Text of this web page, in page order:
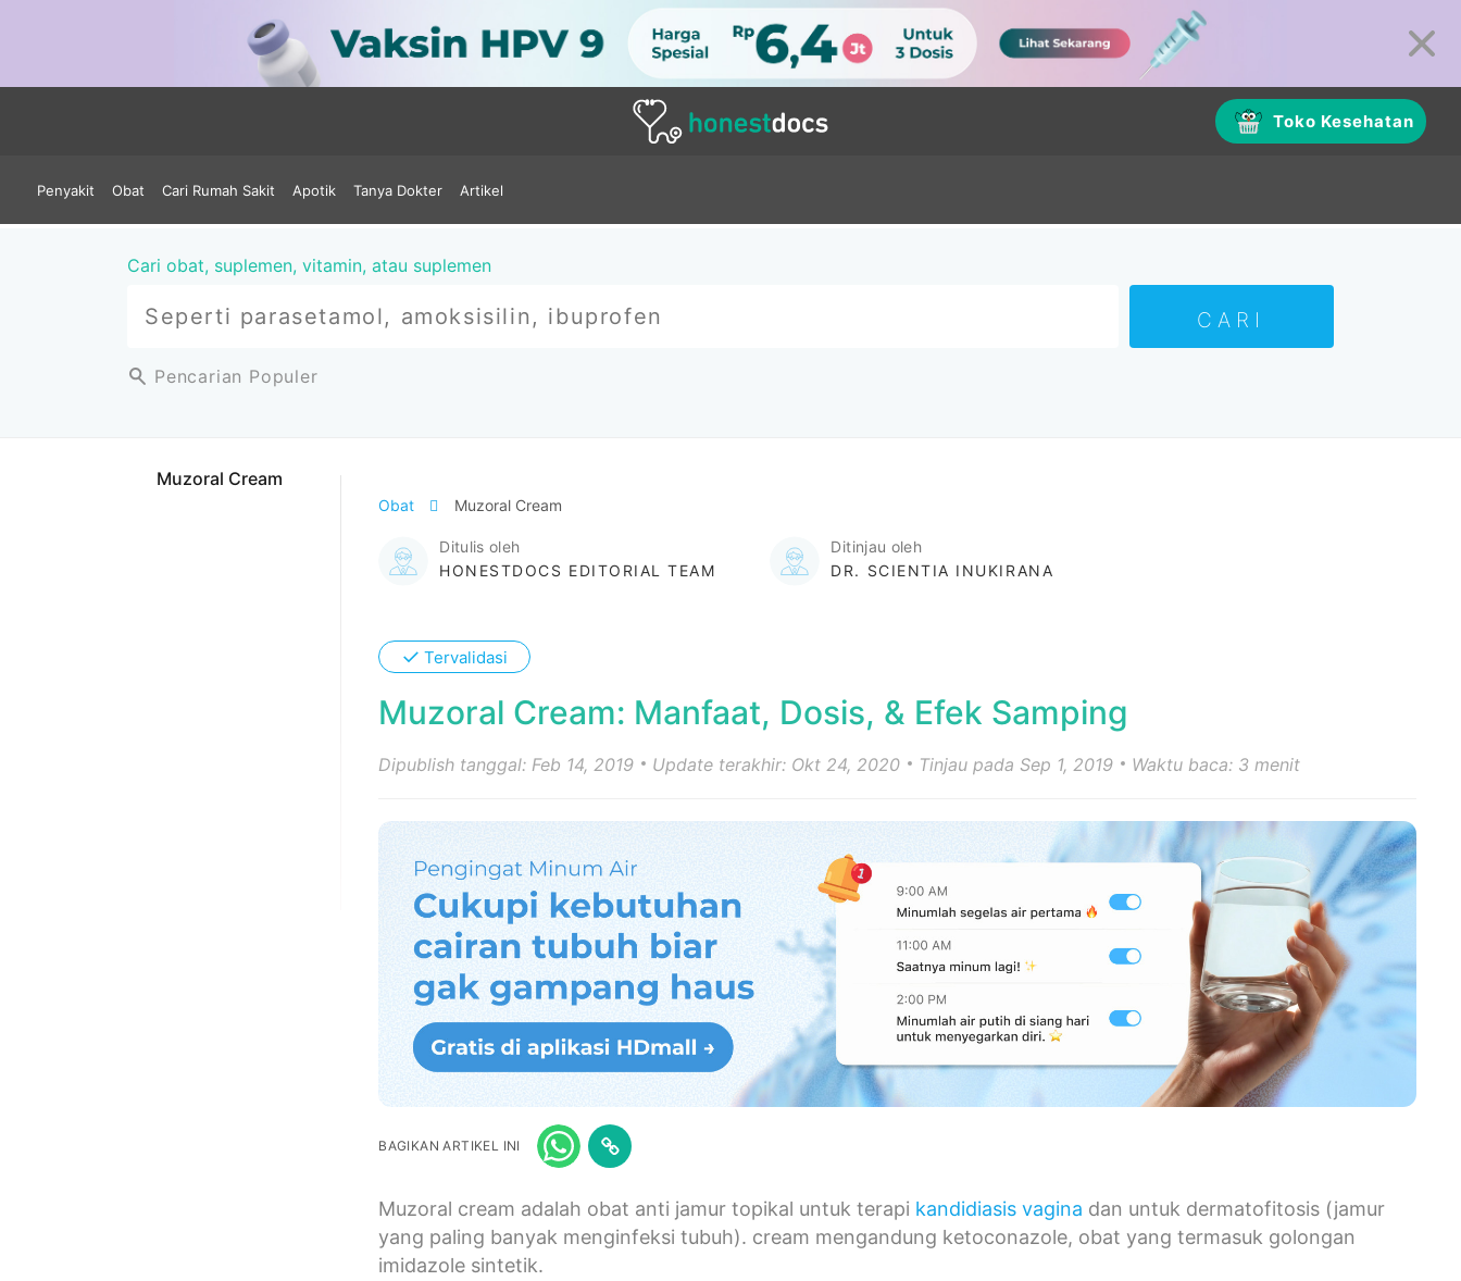
Toko Kesehatan
Penyakit Obat Cari Rumah Sakit Apotik Tanya Dokter Artikel
Cari obat, suplemen, vitamin, atau suplemen
Pencarian Populer
Muzoral Cream
Obat Muzoral Cream
Ditulis oleh
HONESTDOCS EDITORIAL TEAM
Ditinjau oleh
DR. SCIENTIA INUKIRANA
✓ Tervalidasi
Muzoral Cream: Manfaat, Dosis, & Efek Samping
Dipublish tanggal: Feb 14, 2019 Update terakhir: Okt 24, 2020 Tinjau pada Sep 1, 2019 Waktu baca: 3 menit
BAGIKAN ARTIKEL INI
Muzoral cream adalah obat anti jamur topikal untuk terapi kandidiasis vagina dan untuk dermatofitosis (jamur
yang paling banyak menginfeksi tubuh). cream mengandung ketoconazole, obat yang termasuk golongan
imidazole sintetik.